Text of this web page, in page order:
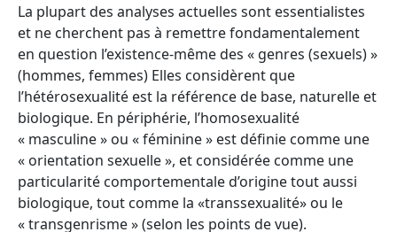
La plupart des analyses actuelles sont essentialistes
et ne cherchent pas à remettre fondamentalement
en question l’existence-même des « genres (sexuels) »
(hommes, femmes) Elles considèrent que
l’hétérosexualité est la référence de base, naturelle et
biologique. En périphérie, l’homosexualité
« masculine » ou « féminine » est définie comme une
« orientation sexuelle », et considérée comme une
particularité comportementale d’origine tout aussi
biologique, tout comme la «transsexualité» ou le
« transgenrisme » (selon les points de vue).